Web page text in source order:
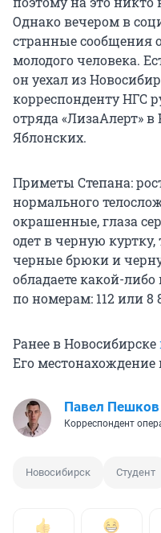
Однако вечером в
странные сообщения
молодого человека.
он уехал из
корреспонденту НГС
отряда «ЛизаАлерт»
Яблонских.
Приметы Степана:
нормального
окрашенные, глаза
одет в черную
черные брюки и
обладаете какой-
по номерам: 112 или 8
Ранее в Новосибирске
Его местонахождение
Павел Пешков
Корреспондент
Новосибирск Студент